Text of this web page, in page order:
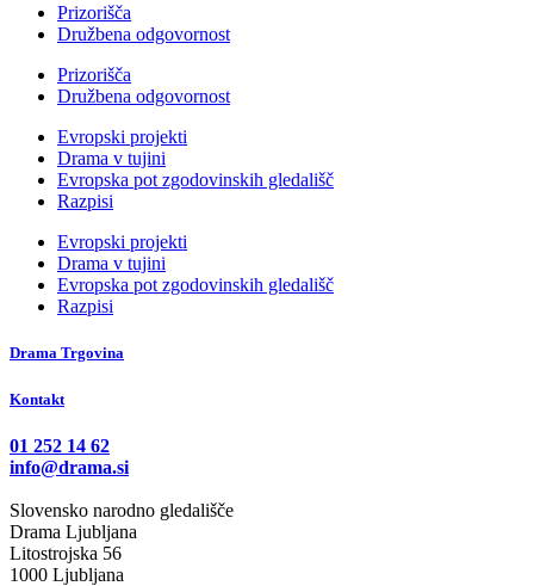
Prizorišča
Družbena odgovornost
Prizorišča
Družbena odgovornost
Evropski projekti
Drama v tujini
Evropska pot zgodovinskih gledališč
Razpisi
Evropski projekti
Drama v tujini
Evropska pot zgodovinskih gledališč
Razpisi
Drama Trgovina
Kontakt
01 252 14 62
info@drama.si
Slovensko narodno gledališče
Drama Ljubljana
Litostrojska 56
1000 Ljubljana